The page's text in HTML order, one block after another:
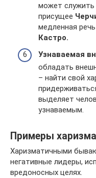
может служить
присущее
медленная
Кастро.
Узнаваемая
обладать
– найти свой
выделяет
узнаваемым.
Примеры
Харизматичными
негативные лидеры,
вредоносных целях.